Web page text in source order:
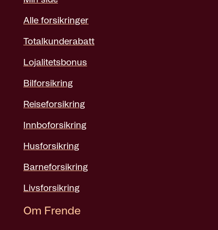
Alle forsikringer
Totalkunderabatt
Lojalitetsbonus
Bilforsikring
Reiseforsikring
Innboforsikring
Husforsikring
Barneforsikring
Livsforsikring
Om Frende